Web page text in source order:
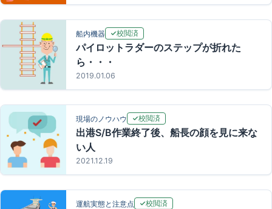
船内機器 校閲済
パイロットラダーのステップが折れた
ら・・・
2019.01.06
現場のノウハウ 校閲済
出港S/B作業終了後、船長の顔を見に来な
い人
2021.12.19
運航実態と注意点 校閲済